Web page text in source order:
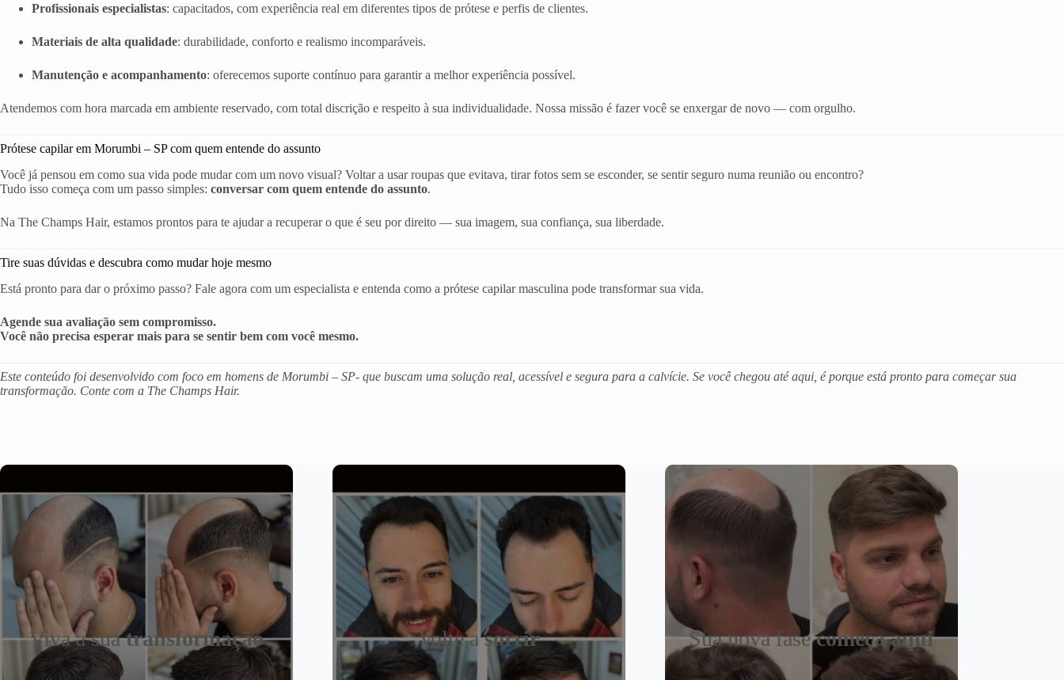
Profissionais especialistas: capacitados, com experiência real em diferentes tipos de prótese e perfis de clientes.
Materiais de alta qualidade: durabilidade, conforto e realismo incomparáveis.
Manutenção e acompanhamento: oferecemos suporte contínuo para garantir a melhor experiência possível.
Atendemos com hora marcada em ambiente reservado, com total discrição e respeito à sua individualidade. Nossa missão é fazer você se enxergar de novo — com orgulho.
Prótese capilar em Morumbi – SP com quem entende do assunto
Você já pensou em como sua vida pode mudar com um novo visual? Voltar a usar roupas que evitava, tirar fotos sem se esconder, se sentir seguro numa reunião ou encontro?
Tudo isso começa com um passo simples: conversar com quem entende do assunto.
Na The Champs Hair, estamos prontos para te ajudar a recuperar o que é seu por direito — sua imagem, sua confiança, sua liberdade.
Tire suas dúvidas e descubra como mudar hoje mesmo
Está pronto para dar o próximo passo? Fale agora com um especialista e entenda como a prótese capilar masculina pode transformar sua vida.
Agende sua avaliação sem compromisso.
Você não precisa esperar mais para se sentir bem com você mesmo.
Este conteúdo foi desenvolvido com foco em homens de Morumbi – SP- que buscam uma solução real, acessível e segura para a calvície. Se você chegou até aqui, é porque está pronto para começar sua
transformação. Conte com a The Champs Hair.
Viva a suatransformação Volte asorrir Sua nova fasecomeça aqui